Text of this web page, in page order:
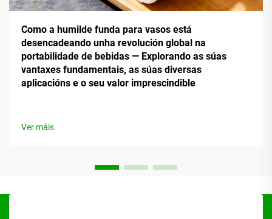
Como a humilde funda para vasos está
desencadeando unha revolución global na
portabilidade de bebidas — Explorando as súas
vantaxes fundamentais, as súas diversas
aplicacións e o seu valor imprescindible
Ver máis